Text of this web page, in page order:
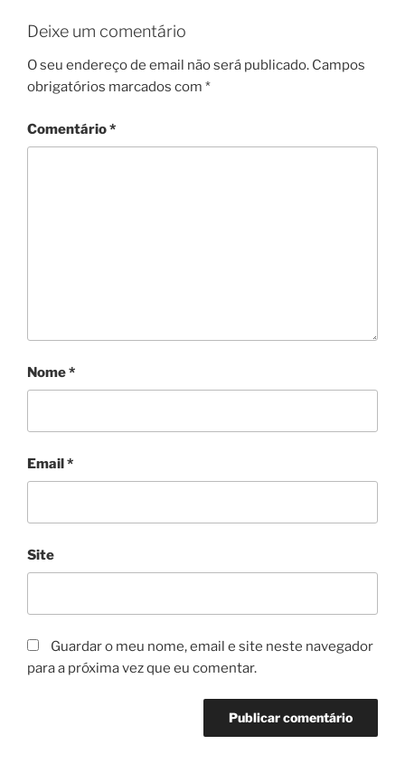
Deixe um comentário
O seu endereço de email não será publicado. Campos
obrigatórios marcados com *
Comentário*
Nome*
Email*
Site
Guardar o meu nome, email e site neste navegador
para a próxima vez que eu comentar.